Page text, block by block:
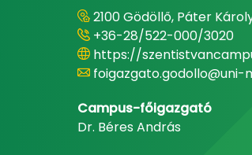
2100 Gödöllő, Páter
+36-28/522-000/3020
https://
foigazgato.godollo@uni-
Campus-főigazgató
Dr. Béres András